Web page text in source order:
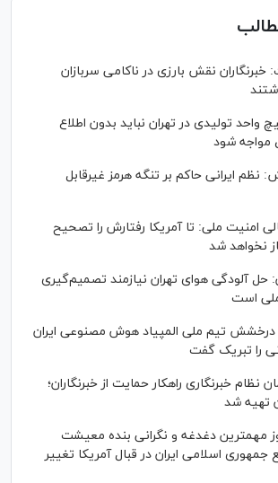
خبرنگاران نقش بارزی در ناکامی سربازان
واحد تولیدی در تهران نباید بدون اطلاع
مواجه شود
ایرانی حاکم بر تنگه هرمز غیرقابل
امنیت ملی: تا آمریکا رفتارش را تصحیح
نخواهد شد
حل آلودگی هوای تهران نیازمند تصمیم‌گیری
است
تیم ملی المپیاد هوش مصنوعی ایران
را تبریک گفت
خبرنگاری راهکار حمایت از خبرنگاران؛
تهیه شد
مهمترین دغدغه و نگرانی بنده معیشت
اسلامی ایران در قبال آمریکا تغییر